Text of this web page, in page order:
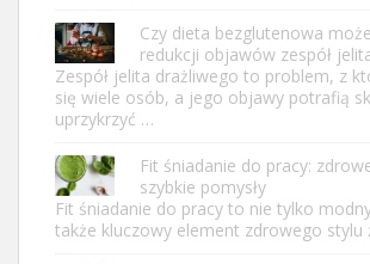
Czy dieta bezglutenowa
redukcji objawów zespół
Zespół jelita drażliwego to problem, z
się wiele osób, a jego objawy potrafią
uprzykrzyć …
Fit śniadanie do pracy:
szybkie pomysły
Fit śniadanie do pracy to nie tylko
także kluczowy element zdrowego stylu